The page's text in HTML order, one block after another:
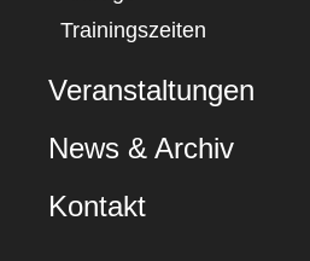
Trainingszeiten
Veranstaltungen
News & Archiv
Kontakt